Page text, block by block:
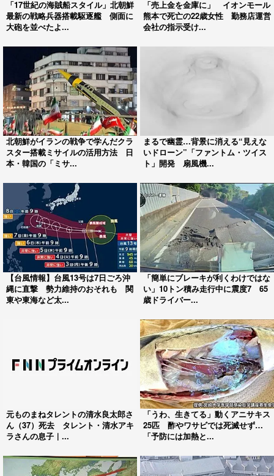
「17世紀の海賊船スタイル」北朝鮮
最新の戦略兵器搭載駆逐艦 側面に
大砲を並べたよ...
「売上金を金庫に」 イオンモール
熊本で死亡の22歳女性 勤務店運営
会社の指示受け...
北朝鮮がイランの戦争で学んだクラ
スター搭載ミサイルの活用方法 日
本・韓国の「ミサ...
まるで幽霊…背景に消える“見えな
いドローン”「ファントム・ツイス
ト」開発 扇風機...
【台風情報】台風13号は7日ごろ沖
縄に直撃 勢力維持のおそれも 関
東や東海など太...
「簡単にブレーキが利くわけではな
い」10トン積み走行中に震度7 65
歳ドライバー...
元ものまねタレントの清水良太郎さ
ん（37）死去 タレント・清水アキ
ラさんの息子｜...
「うわ、生きてる」動くアニサキス
25匹 酢やワサビでは死滅せず…
「予防には加熱と...